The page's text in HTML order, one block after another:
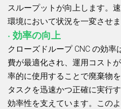
スループットが向上します。
環境において状況を一変させま
· 効率の向上
クローズドループ CNC の効
費が最適化され、運用コスト
率的に使用することで廃棄物
タスクを迅速かつ正確に実行
効率性を支えています。この